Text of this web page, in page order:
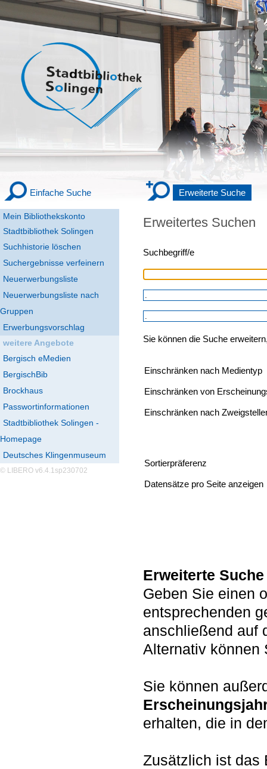
Mein Bibliothekskonto
Stadtbibliothek Solingen
Einfache Suche Erweiterte Suche
Suchhistorie löschen
Suchergebnisse verfeinern
Neuerwerbungsliste
Neuerwerbungsliste nach
Gruppen
Erwerbungsvorschlag
weitere Angebote
Bergisch eMedien
BergischBib
Brockhaus
Passwortinformationen
Stadtbibliothek Solingen -
Homepage
Deutsches Klingenmuseum
© LIBERO v6.4.1sp230702
Erweitertes Suchen
Sie können die Suche
Suchbegriff/e
Einschränken von
Datensätze pro Seite anzeigen
Einschränken nach
Einschränken nach Medientyp
Sortierpräferenz
Erweiterte Suche
Geben Sie einen
entsprechenden
anschließend auf
Alternativ können
Sie können
erhalten, die in
Zusätzlich ist